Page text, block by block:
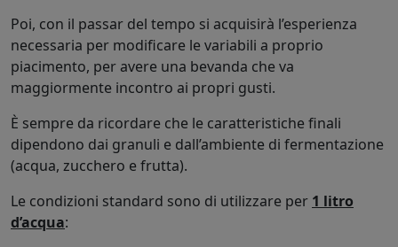
Poi, con il passar del tempo si acquisirà l’esperienza
necessaria per modificare le variabili a proprio
piacimento, per avere una bevanda che va
maggiormente incontro ai propri gusti.
È sempre da ricordare che le caratteristiche finali
dipendono dai granuli e dall’ambiente di fermentazione
(acqua, zucchero e frutta).
Le condizioni standard sono di utilizzare per 1 litro
d’acqua: